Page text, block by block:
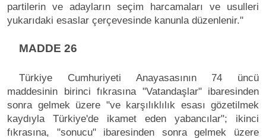
partilerin ve adayların seçim harcamaları ve usulleri
yukarıdaki esaslar çerçevesinde kanunla düzenlenir."
MADDE 26
Türkiye Cumhuriyeti Anayasasının 74 üncü
maddesinin birinci fıkrasına "Vatandaşlar" ibaresinden
sonra gelmek üzere "ve karşılıklılık esası gözetilmek
kaydıyla Türkiye'de ikamet eden yabancılar"; ikinci
fıkrasına, "sonucu" ibaresinden sonra gelmek üzere